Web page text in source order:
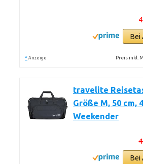
Bei
* Anzeige Preis inkl.
travelite
Größe M, 50 cm,
Weekender
Bei